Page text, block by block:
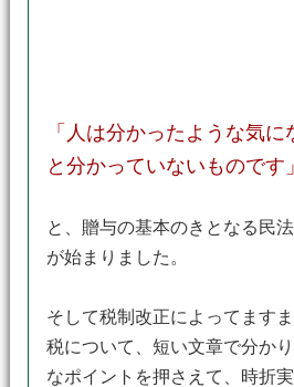
「人は分かったような気
と分かっていないものです」
と、贈与の基本のきとなる民
が始まりました。
そして税制改正によってます
税について、短い文章で分か
なポイントを押さえて、時折